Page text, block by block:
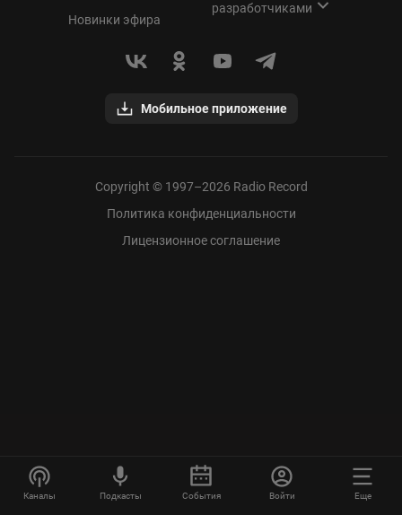
Новинки эфира
разработчиками
Мобильное приложение
Copyright © 1997–2026 Radio Record
Политика конфиденциальности
Лицензионное соглашение
Каналы Подкасты События Войти Еще